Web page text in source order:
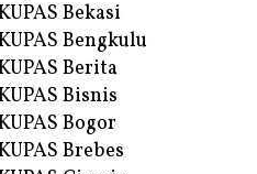
Bekasi
Bengkulu
Berita
Bisnis
Bogor
Brebes